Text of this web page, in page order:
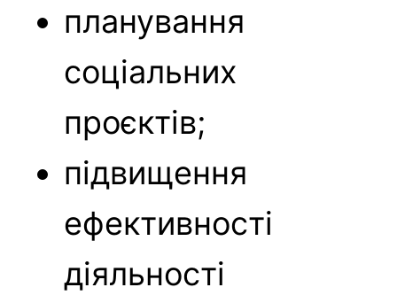
планування
соціальних
проєктів;
підвищення
ефективності
діяльності